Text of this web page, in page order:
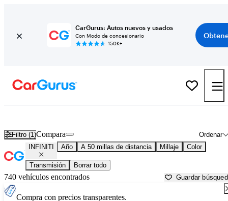
CarGurus: Autos nuevos y usados
Con Modo de concesionario
150K+
Filtro (1) Ordenar
Compara
INFINITI Año A 50 millas de distancia Millaje Color
Transmisión Borrar todo
740 vehículos encontrados Guardar
Compra con precios transparentes.